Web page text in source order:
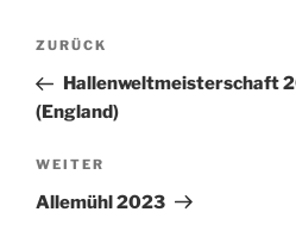
Beitragsnavigation
Vorheriger
Beitrag
ZURÜCK
Hallenweltmeisterschaft
(England)
Nächster
Beitrag
WEITER
Allemühl 2023